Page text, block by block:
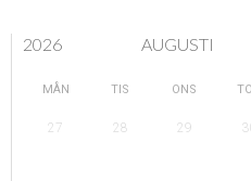
2026 AUGUSTI
MÅN TIS ONS
27 28 29